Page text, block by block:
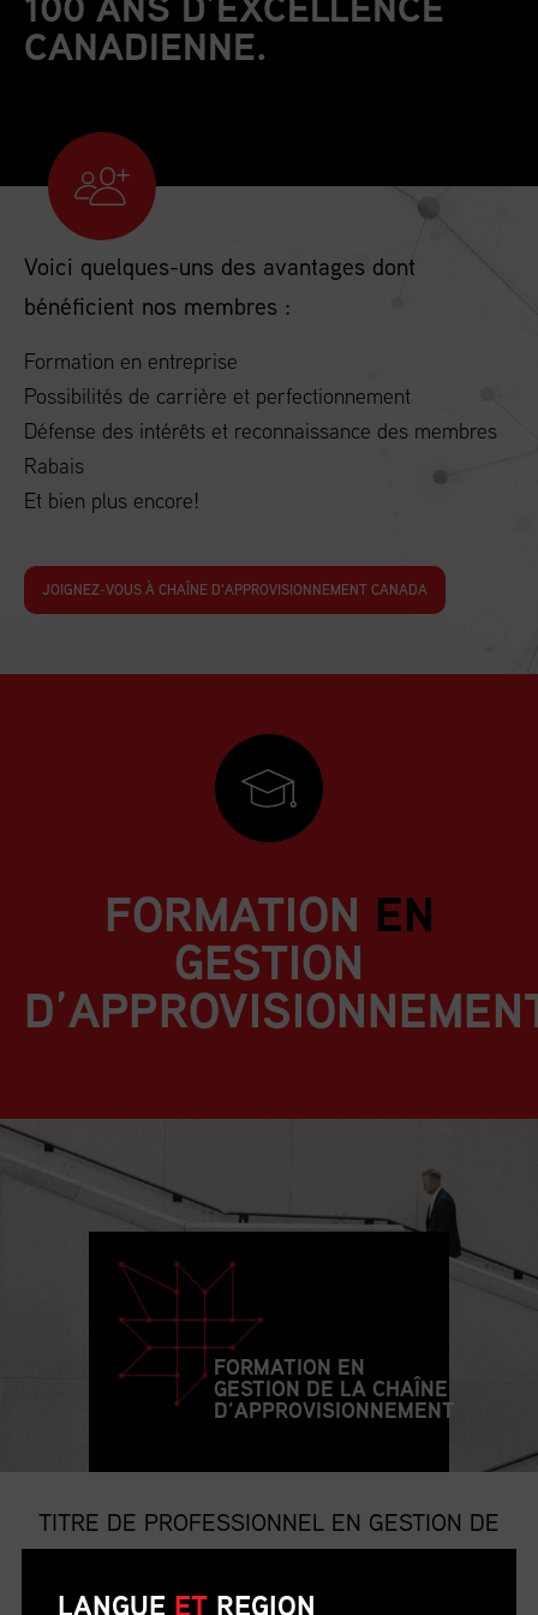
CANADIENNE.
Voici quelques-uns des avantages dont
bénéficient nos membres :
Formation en entreprise
Possibilités de carrière et perfectionnement
Défense des intérêts et reconnaissance des membres
Rabais
Et bien plus encore!
JOIGNEZ-VOUS À CHAÎNE D’APPROVISIONNEMENT CANADA
FORMATION EN
GESTION
FORMATION EN
GESTION DE LA CHAÎNE
D’APPROVISIONNEMENT
TITRE DE PROFESSIONNEL EN GESTION DE
LANGUE ETREGION